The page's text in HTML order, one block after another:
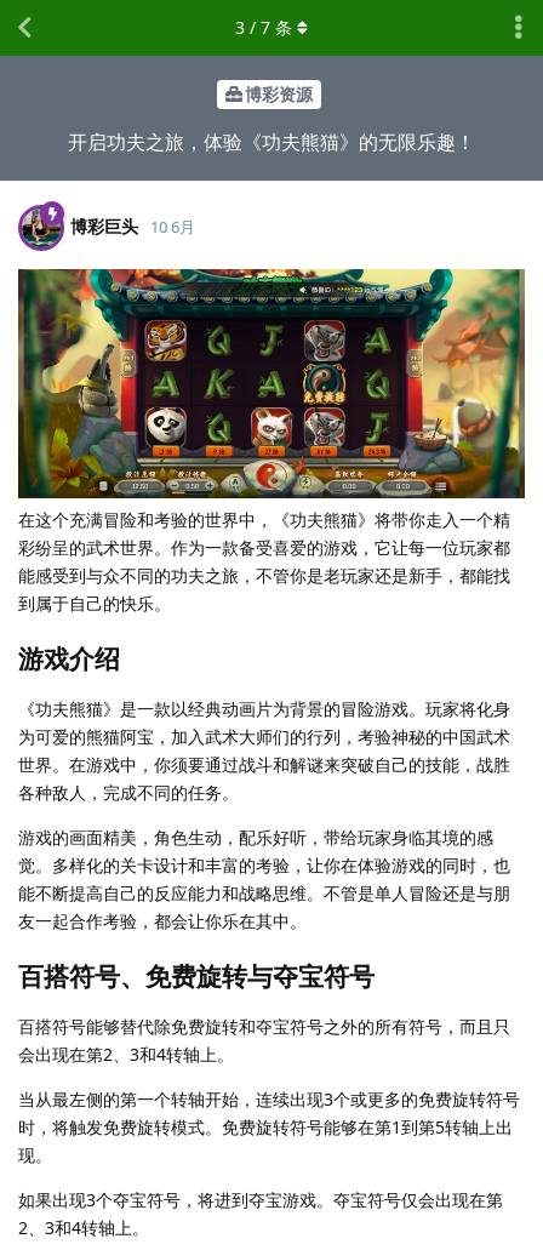
博彩资源
开启功夫之旅，体验《功夫熊猫》的无限乐趣！
3 / 7 条
博彩巨头 10 6月
在这个充满冒险和考验的世界中，《功夫熊猫》将带你走入一个精
彩纷呈的武术世界。作为一款备受喜爱的游戏，它让每一位玩家都
能感受到与众不同的功夫之旅，不管你是老玩家还是新手，都能找
到属于自己的快乐。
游戏介绍
《功夫熊猫》是一款以经典动画片为背景的冒险游戏。玩家将化身
为可爱的熊猫阿宝，加入武术大师们的行列，考验神秘的中国武术
世界。在游戏中，你须要通过战斗和解谜来突破自己的技能，战胜
各种敌人，完成不同的任务。
游戏的画面精美，角色生动，配乐好听，带给玩家身临其境的感
觉。多样化的关卡设计和丰富的考验，让你在体验游戏的同时，也
能不断提高自己的反应能力和战略思维。不管是单人冒险还是与朋
友一起合作考验，都会让你乐在其中。
百搭符号、免费旋转与夺宝符号
百搭符号能够替代除免费旋转和夺宝符号之外的所有符号，而且只
会出现在第2、3和4转轴上。
当从最左侧的第一个转轴开始，连续出现3个或更多的免费旋转符号
时，将触发免费旋转模式。免费旋转符号能够在第1到第5转轴上出
现。
如果出现3个夺宝符号，将进到夺宝游戏。夺宝符号仅会出现在第
2、3和4转轴上。